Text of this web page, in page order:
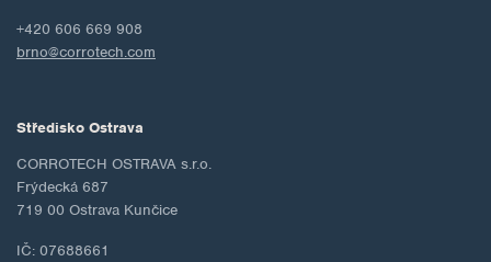
+420 606 669 908
brno@corrotech.com
Středisko Ostrava
CORROTECH OSTRAVA s.r.o.
Frýdecká 687
719 00 Ostrava Kunčice
IČ: 07688661